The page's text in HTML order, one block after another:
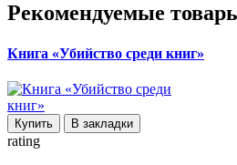
Рекомендуемые
Книга «Убийство среди книг»
Купить В закладки
rating